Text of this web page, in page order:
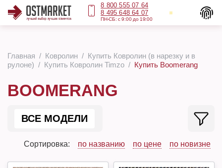
8 800 555 07 64
8 495 648 64 07
ПН-СБ: с 9:00 до 19:00
Главная Ковролин
Купить Ковролин (в нарезку и в
рулоне)
Купить Ковролин Timzo Купить Boomerang
BOOMERANG
ВСЕ МОДЕЛИ
Сортировка: по названию по цене по новизне